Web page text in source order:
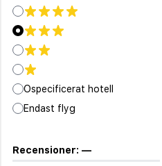
Ospecificerat hotell
Endast flyg
Recensioner: —